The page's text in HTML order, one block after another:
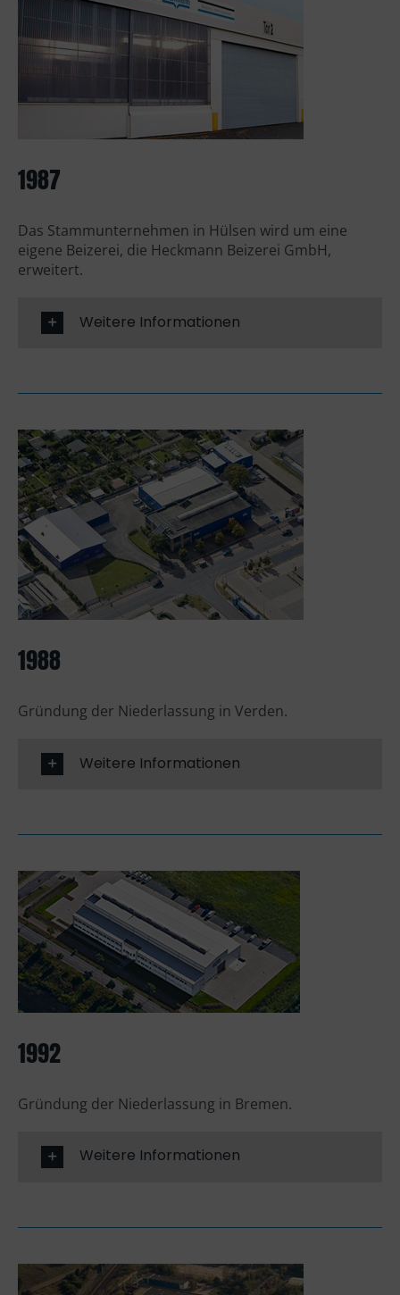
1987
Das Stammunternehmen in Hülsen wird um eine
eigene Beizerei, die Heckmann Beizerei GmbH,
erweitert.
Weitere Informationen
1988
Gründung der Niederlassung in Verden.
Weitere Informationen
1992
Gründung der Niederlassung in Bremen.
Weitere Informationen